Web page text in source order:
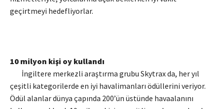
geçirtmeyi hedefliyorlar.
10 milyon kişi oy kullandı
İngiltere merkezli araştırma grubu Skytrax da, her yıl
çeşitli kategorilerde en iyi havalimanları ödüllerini veriyor.
Ödül alanlar dünya çapında 200’ün üstünde havaalanını